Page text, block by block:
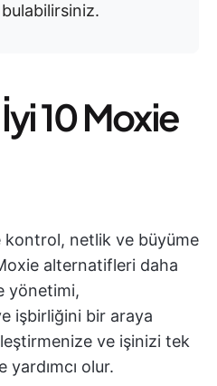
bulabilirsiniz.
10 Moxie
kontrol, netlik ve büyüme
alternatifleri daha
yönetimi,
işbirliğini bir araya
ve işinizi tek
olur.